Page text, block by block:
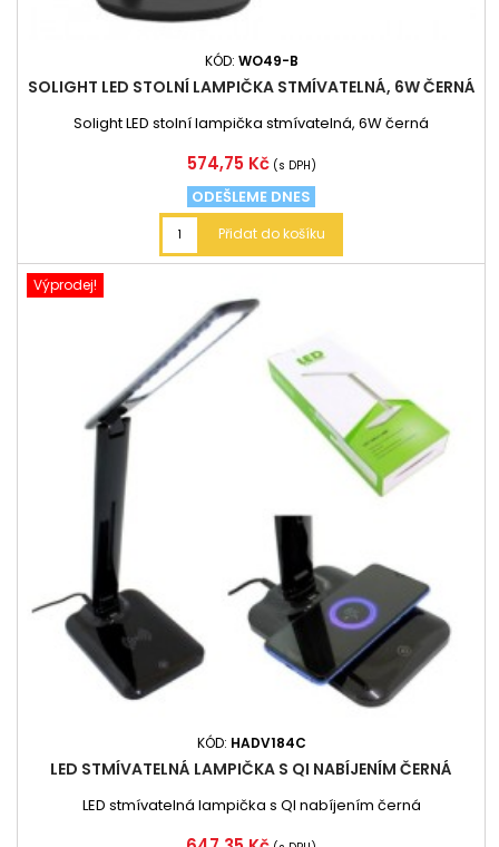
KÓD: WO49-B
SOLIGHT LED STOLNÍ LAMPIČKA STMÍVATELNÁ, 6W ČERNÁ
Solight LED stolní lampička stmívatelná, 6W černá
Cena
574,75 Kč (s DPH)
ODEŠLEME DNES
Přidat do košíku
Výprodej!
KÓD: HADV184C
LED STMÍVATELNÁ LAMPIČKA S QI NABÍJENÍM ČERNÁ
LED stmívatelná lampička s QI nabíjením černá